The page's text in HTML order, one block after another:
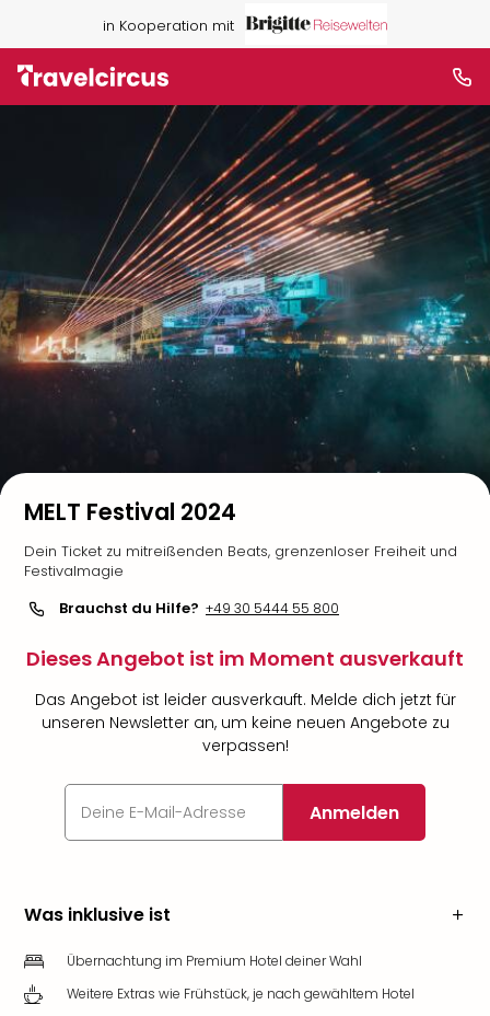
in Kooperation mit
MELT Festival 2024
Dein Ticket zu mitreißenden Beats, grenzenloser Freiheit und
Festivalmagie
Brauchst du Hilfe? +49 30 5444 55 800
Dieses Angebot ist im Moment ausverkauft
Das Angebot ist leider ausverkauft. Melde dich jetzt für
unseren Newsletter an, um keine neuen Angebote zu
verpassen!
Anmelden
Was inklusive ist
Übernachtung im Premium Hotel deiner Wahl
Weitere Extras wie Frühstück, je nach gewähltem Hotel